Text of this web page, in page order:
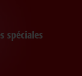
spéciales